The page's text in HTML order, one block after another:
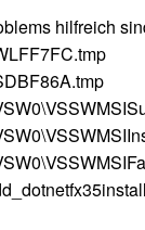
hilfreich